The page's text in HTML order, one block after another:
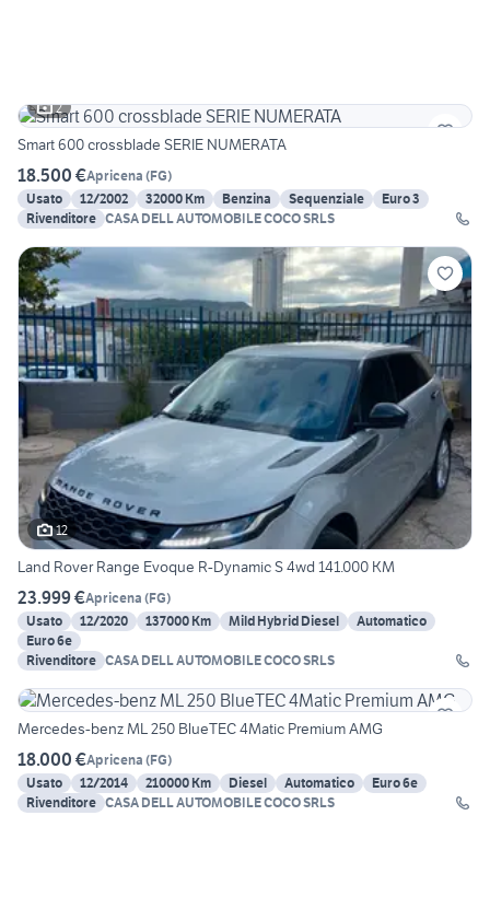
2
Smart 600 crossblade SERIE NUMERATA
18.500 €Apricena (FG)
Usato
12/2002 32000 Km Benzina Sequenziale
Euro 3
Rivenditore CASA DELL AUTOMOBILE COCO SRLS
12
Land Rover Range Evoque R-Dynamic S 4wd 141.000 KM
23.999 €Apricena (FG)
Usato
12/2020 137000 Km Mild Hybrid Diesel
Automatico
Euro 6e
Rivenditore CASA DELL AUTOMOBILE COCO SRLS
Mercedes-benz ML 250 BlueTEC 4Matic Premium AMG
18.000 €Apricena (FG)
Usato
12/2014 210000 Km Diesel Automatico
Euro 6e
Rivenditore CASA DELL AUTOMOBILE COCO SRLS